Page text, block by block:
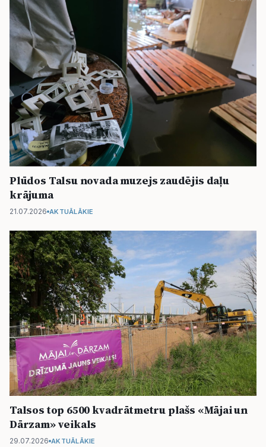
Plūdos Talsu novada muzejs zaudējis daļu
krājuma
21.07.2026 AKTUĀLĀKIE
Talsos top 6500 kvadrātmetru plašs «Mājai un
Dārzam» veikals
29.07.2026 AKTUĀLĀKIE